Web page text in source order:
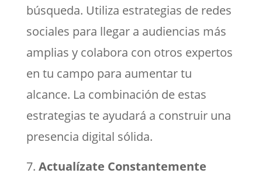
búsqueda. Utiliza estrategias de redes
sociales para llegar a audiencias más
amplias y colabora con otros expertos
en tu campo para aumentar tu
alcance. La combinación de estas
estrategias te ayudará a construir una
presencia digital sólida.
Actualízate Constantemente